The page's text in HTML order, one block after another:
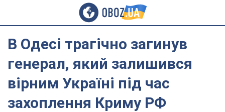
В Одесі трагічно загинув
генерал, який залишився
вірним Україні під час
захоплення Криму РФ